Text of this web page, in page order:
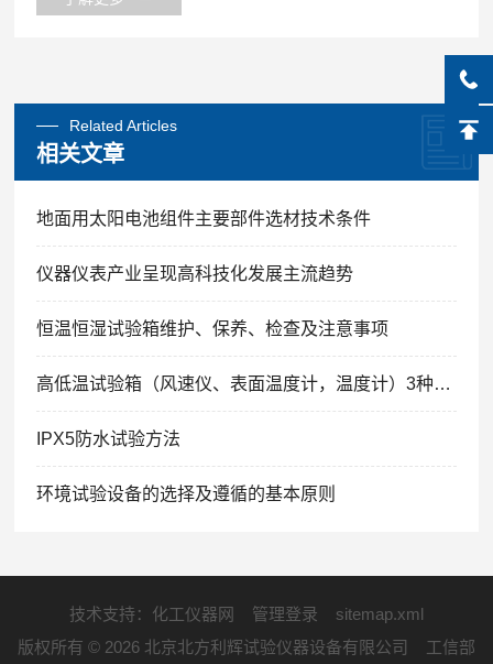
Related Articles
相关文章
地面用太阳电池组件主要部件选材技术条件
仪器仪表产业呈现高科技化发展主流趋势
恒温恒湿试验箱维护、保养、检查及注意事项
高低温试验箱（风速仪、表面温度计，温度计）3种方法的解析
IPX5防水试验方法
环境试验设备的选择及遵循的基本原则
技术支持： 化工仪器网 管理登录
sitemap.xml
版权所有 © 2026 北京北方利辉试验仪器设备有限公司 工信部